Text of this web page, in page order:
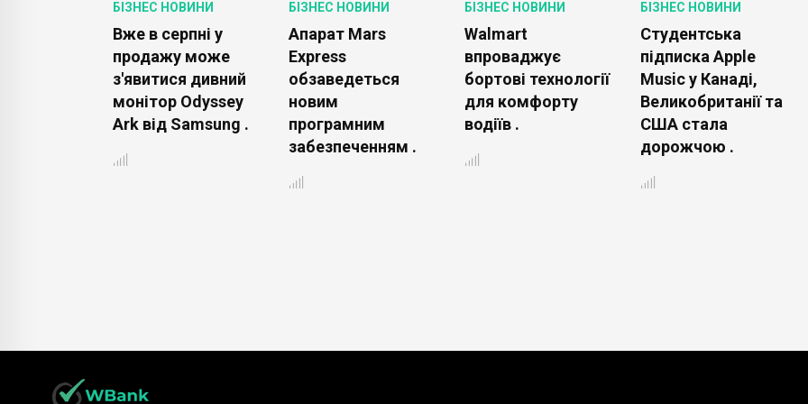
БІЗНЕС НОВИНИ
Вже в серпні у
продажу може
з'явитися дивний
монітор Odyssey
Ark від Samsung .
БІЗНЕС НОВИНИ
Апарат Mars
Express
обзаведеться
новим
програмним
забезпеченням .
БІЗНЕС НОВИНИ
Walmart
впроваджує
бортові технології
для комфорту
водіїв .
БІЗНЕС НОВИНИ
Студентська
підписка Apple
Music у Канаді,
Великобританії та
США стала
дорожчою .